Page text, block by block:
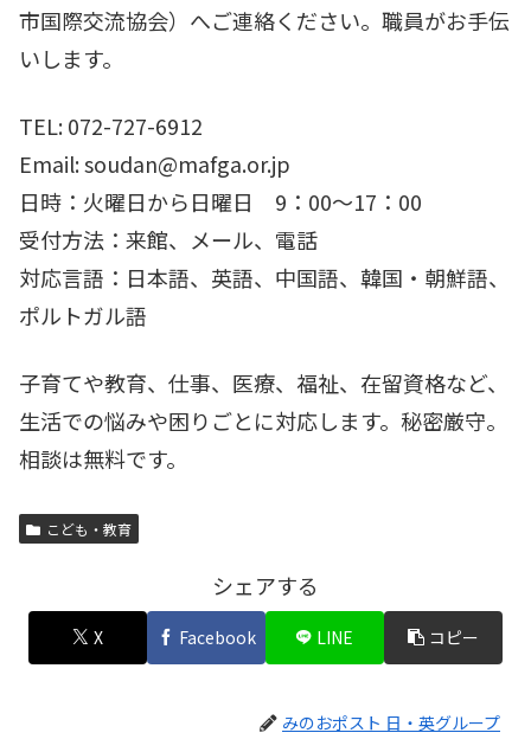
市国際交流協会）へご連絡ください。職員がお手伝
いします。
TEL: 072-727-6912
Email: soudan@mafga.or.jp
日時：火曜日から日曜日 9：00～17：00
受付方法：来館、メール、電話
対応言語：日本語、英語、中国語、韓国・朝鮮語、
ポルトガル語
子育てや教育、仕事、医療、福祉、在留資格など、
生活での悩みや困りごとに対応します。秘密厳守。
相談は無料です。
こども・教育
シェアする
X Facebook LINE コピー
みのおポスト 日・英グループ